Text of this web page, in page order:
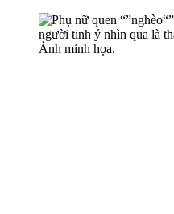
Ảnh minh họa.